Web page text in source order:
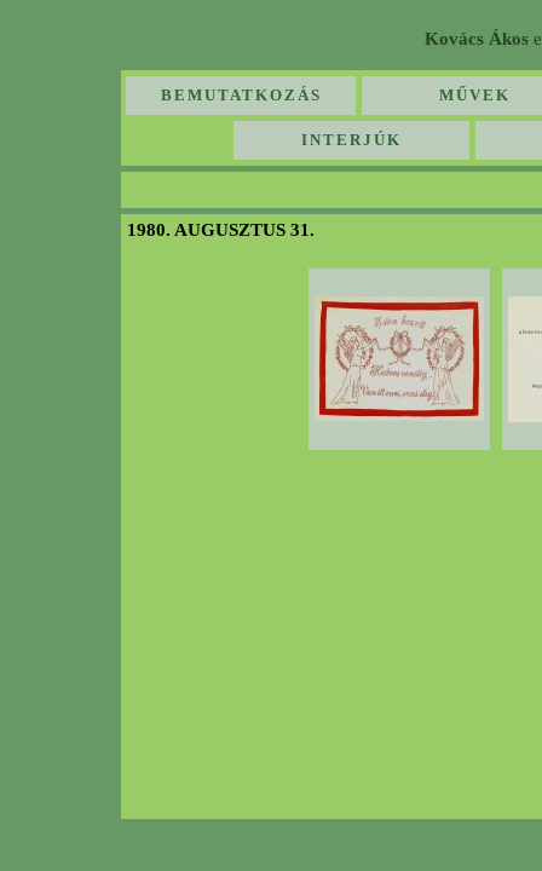
Kovács Ákos
BEMUTATKOZÁS MŰVEK
INTERJÚK
1980. AUGUSZTUS 31.